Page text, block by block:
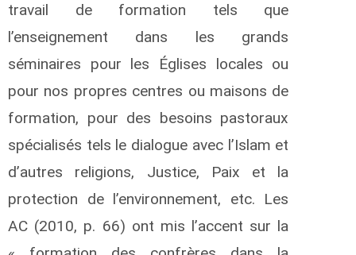
travail de formation tels que
l’enseignement dans les grands
séminaires pour les Églises locales ou
pour nos propres centres ou maisons de
formation, pour des besoins pastoraux
spécialisés tels le dialogue avec l’Islam et
d’autres religions, Justice, Paix et la
protection de l’environnement, etc. Les
AC (2010, p. 66) ont mis l’accent sur la